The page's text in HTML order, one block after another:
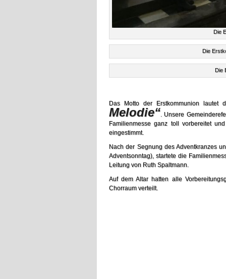
Die
Die
Die
Das Motto der Erstkommunion lautet
Melodie“. Unsere
Familienmesse ganz toll vorbereitet
eingestimmt.
Nach der Segnung des Adventkranzes
Adventsonntag), startete die
Leitung von Ruth Spaltmann.
Auf dem Altar hatten alle
Chorraum verteilt.